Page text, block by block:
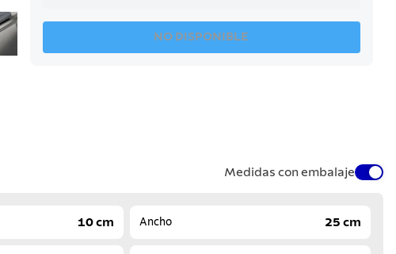
NO DISPONIBLE
Medidas con embalaje
10 cm Ancho 25 cm